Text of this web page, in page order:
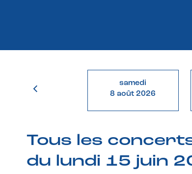
samedi
8 août 2026
Tous les
du lundi 15 juin